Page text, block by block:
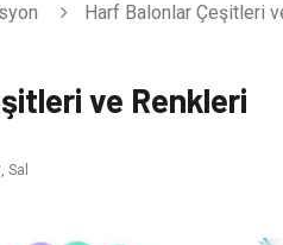
Harf Balonlar Çeşitleri
ve Renkleri
Sal